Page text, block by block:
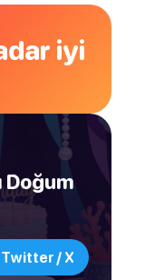
iyi
Doğum
Twitter / X